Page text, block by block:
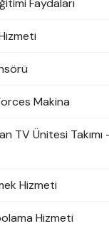
Faydaları
Makina
TV Ünitesi
Hizmeti
Hizmeti